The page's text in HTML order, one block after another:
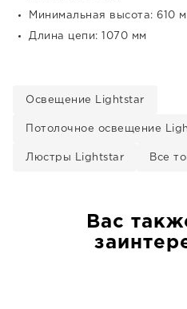
Минимальная высота: 610
Длина цепи: 1070 мм
Освещение Lightstar
Потолочное освещение
Люстры Lightstar Все
Вас